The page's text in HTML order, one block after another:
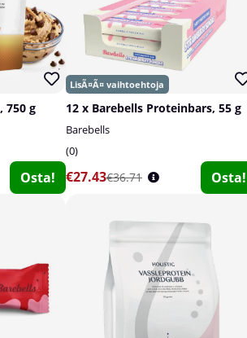
750 g
Osta!
12 x Barebells Proteinbars, 55 g
Barebells
0
€27.43€36.71 Osta!